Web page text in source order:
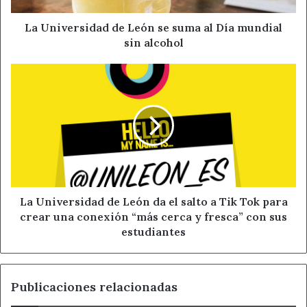
mundial
La Universidad de León se suma al Día mundial
sin alcohol
Tik
Tok
para
conexión
cerca
La Universidad de León da el salto a Tik Tok para
crear una conexión “más cerca y fresca” con sus
estudiantes
Publicaciones relacionadas